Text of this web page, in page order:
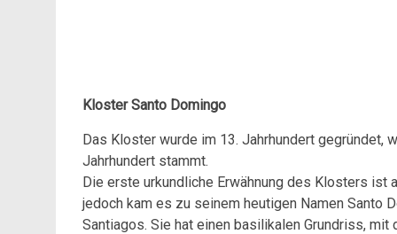
Kloster Santo Domingo
Das Kloster wurde im 13. Jahrhundert gegründet,
Jahrhundert stammt.
Die erste urkundliche Erwähnung des Klosters ist
jedoch kam es zu seinem heutigen Namen Santo
Santiagos. Sie hat einen basilikalen Grundriss,